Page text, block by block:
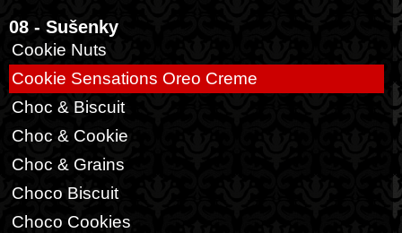
08 - Sušenky
Cookie Nuts
Cookie Sensations Oreo Creme
Choc & Biscuit
Choc & Cookie
Choc & Grains
Choco Biscuit
Choco Cookies